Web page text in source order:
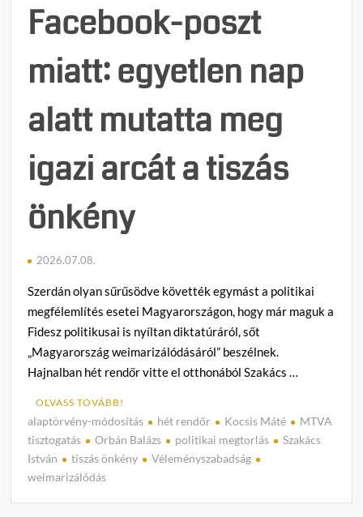
Facebook-poszt
miatt: egyetlen nap
alatt mutatta meg
igazi arcát a tiszás
önkény
2026.07.08.
Szerdán olyan sűrűsödve követték egymást a politikai
megfélemlítés esetei Magyarországon, hogy már maguk a
Fidesz politikusai is nyíltan diktatúráról, sőt
„Magyarország weimarizálódásáról” beszélnek.
Hajnalban hét rendőr vitte el otthonából Szakács …
OLVASS TOVÁBB!
alaptörvény-módosítás hét rendőr Kocsis Máté
MTVA
tisztogatás
Orbán Balázs politikai megtorlás
Szakács
István
tiszás önkény
Véleményszabadság
weimarizálódás